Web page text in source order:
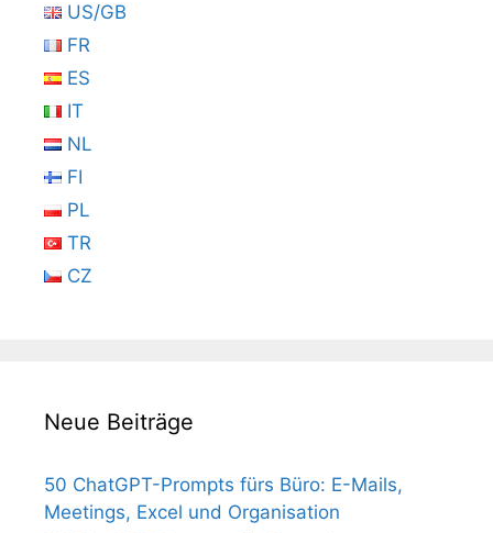
US/GB
FR
ES
IT
NL
FI
PL
TR
CZ
Neue Beiträge
50 ChatGPT-Prompts fürs Büro: E-Mails,
Meetings, Excel und Organisation